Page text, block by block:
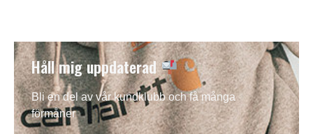
Håll mig uppdaterad
Bli en del av vår kundklubb och få många
förmåner